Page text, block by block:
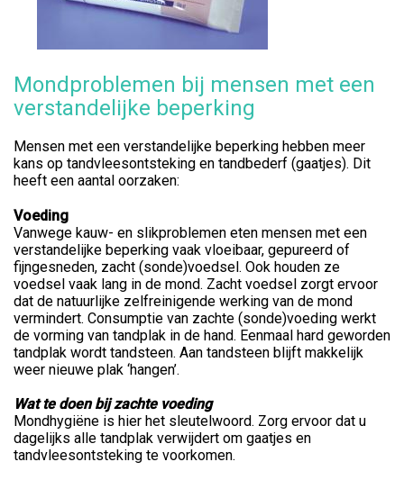
Mondproblemen bij mensen met een
verstandelijke beperking
Mensen met een verstandelijke beperking hebben meer
kans op tandvleesontsteking en tandbederf (gaatjes). Dit
heeft een aantal oorzaken:
Voeding
Vanwege kauw- en slikproblemen eten mensen met een
verstandelijke beperking vaak vloeibaar, gepureerd of
fijngesneden, zacht (sonde)voedsel. Ook houden ze
voedsel vaak lang in de mond. Zacht voedsel zorgt ervoor
dat de natuurlijke zelfreinigende werking van de mond
vermindert. Consumptie van zachte (sonde)voeding werkt
de vorming van tandplak in de hand. Eenmaal hard geworden
tandplak wordt tandsteen. Aan tandsteen blijft makkelijk
weer nieuwe plak ‘hangen’.
Wat te doen bij zachte voeding
Mondhygiëne is hier het sleutelwoord. Zorg ervoor dat u
dagelijks alle tandplak verwijdert om gaatjes en
tandvleesontsteking te voorkomen.